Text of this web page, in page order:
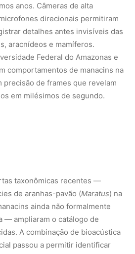
anos. Câmeras de alta
direcionais permitiram
detalhes antes invisíveis das
aracnídeos e mamíferos.
Federal do Amazonas e
comportamentos de manacins na
precisão de frames que revelam
em milésimos de segundo.
taxonômicas recentes —
de aranhas-pavão (Maratus) na
ainda não formalmente
— ampliaram o catálogo de
A combinação de bioacústica
passou a permitir identificar